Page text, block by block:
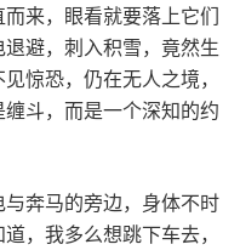
来，眼看就要落上它们
避，刺入积雪，竟然生
惊恐，仍在无人之境，
斗，而是一个深知的约
奔马的旁边，身体不时
，我多么想跳下车去，